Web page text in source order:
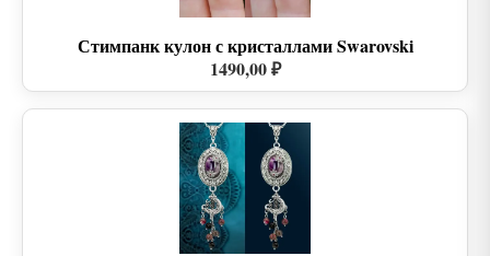
Стимпанк кулон с кристаллами Swarovski
1490,00 ₽